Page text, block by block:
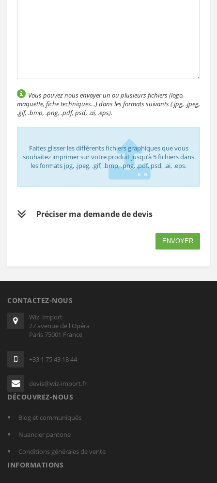
Vous pouvez nous envoyer un ou plusieurs fichiers (logo,
maquette, fiche techniques...) dans les formats suivants (.jpg, .jpeg,
.gif, .bmp, .png, .pdf, psd, .ai, .eps).
Faites glisser les différents fichiers graphiques que vous
souhaitez imprimer sur votre produit jusqu’à 5 fichiers dans
les formats jpg, .jpeg, .gif, .bmp, .png, .pdf, psd, .ai, .eps.
Préciser ma demande de devis
ENVOYER
CONTACTEZ-NOUS
Wiz' Import
27 avenue de l'Opéra
Paris 75001 France
+33 1 75 43 18 44
devis@wiz-import.fr
DÉCOUVREZ-NOUS
Blog et communiqués
Nuancier pantone
Conditions générales de vente
INFORMATIONS